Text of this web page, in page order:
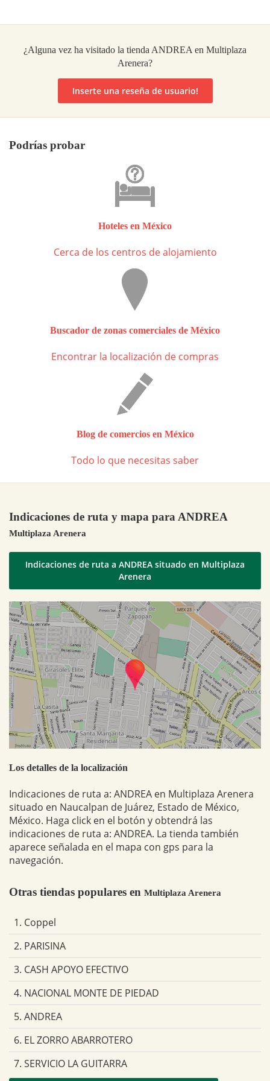
¿Alguna vez ha visitado la tienda ANDREA en Multiplaza
Arenera?
Inserte una reseña de usuario!
Podrías probar
Hoteles en México
Cerca de los centros de alojamiento
Buscador de zonas comerciales de México
Encontrar la localización de compras
Blog de comercios en México
Todo lo que necesitas saber
Indicaciones de ruta y mapa para ANDREA
Multiplaza Arenera
Indicaciones de ruta a ANDREA situado en Multiplaza
Arenera
Los detalles de la localización
Indicaciones de ruta a: ANDREA en Multiplaza Arenera
situado en Naucalpan de Juárez, Estado de México,
México. Haga click en el botón y obtendrá las
indicaciones de ruta a: ANDREA. La tienda también
aparece señalada en el mapa con gps para la
navegación.
Otras tiendas populares en Multiplaza Arenera
1. Coppel
2. PARISINA
3. CASH APOYO EFECTIVO
4. NACIONAL MONTE DE PIEDAD
5. ANDREA
6. EL ZORRO ABARROTERO
7. SERVICIO LA GUITARRA